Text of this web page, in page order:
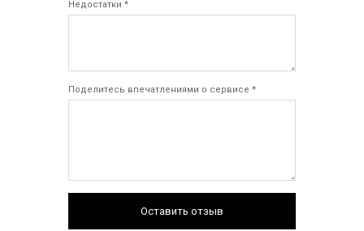
Недостатки *
Поделитесь впечатлениями о сервисе *
Оставить отзыв